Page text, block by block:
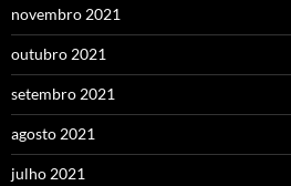
novembro 2021
outubro 2021
setembro 2021
agosto 2021
julho 2021